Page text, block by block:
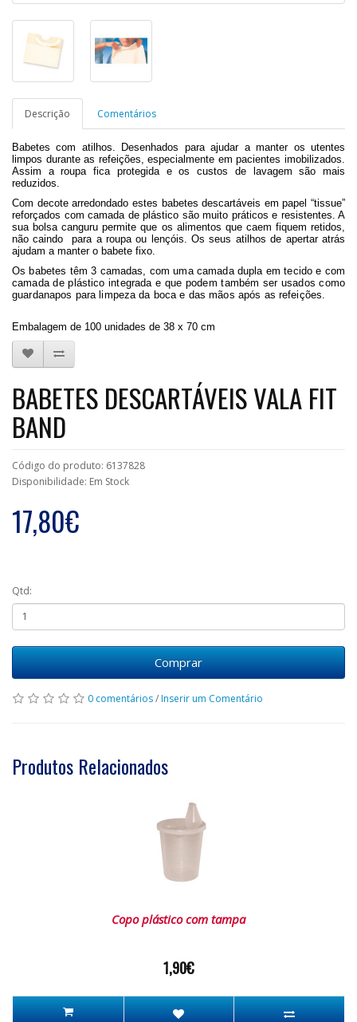
Descrição Comentários
Babetes com atilhos. Desenhados para ajudar a manter os utentes
limpos durante as refeições, especialmente em pacientes imobilizados.
Assim a roupa fica protegida e os custos de lavagem são mais
reduzidos.
Com decote arredondado estes babetes descartáveis em papel “tissue”
reforçados com camada de plástico são muito práticos e resistentes. A
sua bolsa canguru permite que os alimentos que caem fiquem retidos,
não caindo para a roupa ou lençóis. Os seus atilhos de apertar atrás
ajudam a manter o babete fixo.
Os babetes têm 3 camadas, com uma camada dupla em tecido e com
camada de plástico integrada e que podem também ser usados como
guardanapos para limpeza da boca e das mãos após as refeições.
Embalagem de 100 unidades de 38 x 70 cm
BABETES DESCARTÁVEIS VALA FIT
BAND
Código do produto: 6137828
Disponibilidade: Em Stock
17,80€
Qtd:
Comprar
0 comentários/Inserir um Comentário
Produtos Relacionados
Copo plástico com tampa
1,90€